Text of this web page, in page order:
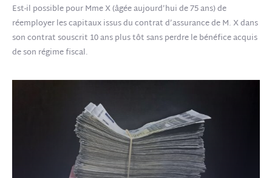
Est-il possible pour Mme X (âgée aujourd’hui de 75 ans) de
réemployer les capitaux issus du contrat d’assurance de M. X dans
son contrat souscrit 10 ans plus tôt sans perdre le bénéfice acquis
de son régime fiscal.